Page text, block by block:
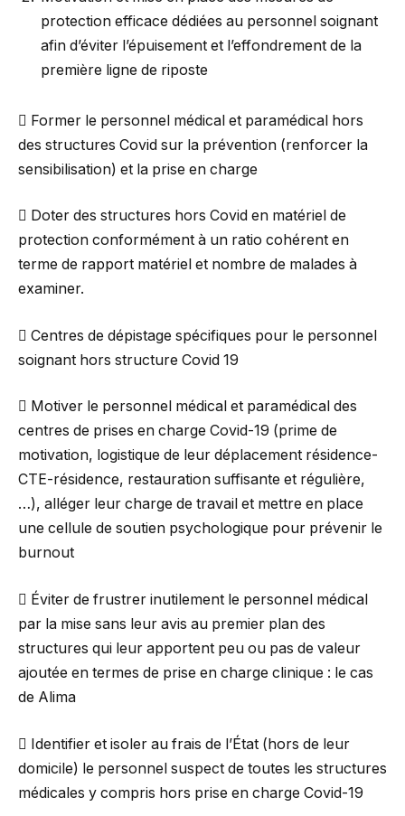
protection efficace dédiées au personnel soignant
afin d’éviter l’épuisement et l’effondrement de la
première ligne de riposte
 Former le personnel médical et paramédical hors
des structures Covid sur la prévention (renforcer la
sensibilisation) et la prise en charge
 Doter des structures hors Covid en matériel de
protection conformément à un ratio cohérent en
terme de rapport matériel et nombre de malades à
examiner.
 Centres de dépistage spécifiques pour le personnel
soignant hors structure Covid 19
 Motiver le personnel médical et paramédical des
centres de prises en charge Covid-19 (prime de
motivation, logistique de leur déplacement résidence-
CTE-résidence, restauration suffisante et régulière,
…), alléger leur charge de travail et mettre en place
une cellule de soutien psychologique pour prévenir le
burnout
 Éviter de frustrer inutilement le personnel médical
par la mise sans leur avis au premier plan des
structures qui leur apportent peu ou pas de valeur
ajoutée en termes de prise en charge clinique : le cas
de Alima
 Identifier et isoler au frais de l’État (hors de leur
domicile) le personnel suspect de toutes les structures
médicales y compris hors prise en charge Covid-19